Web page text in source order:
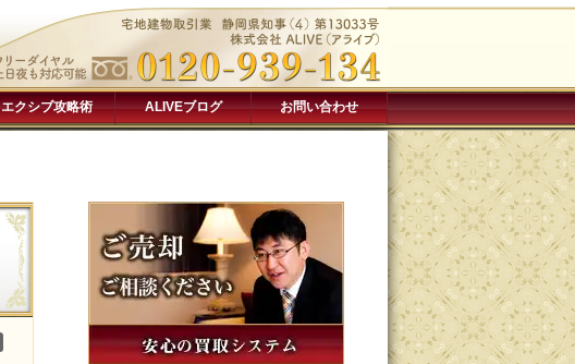
エクシブ攻略術 ALIVEブログ お問い合わせ